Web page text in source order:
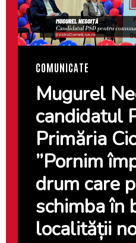
COMUNICATE
Mugurel
candidatul
Primăria
”Pornim
drum care
schimba în
localității